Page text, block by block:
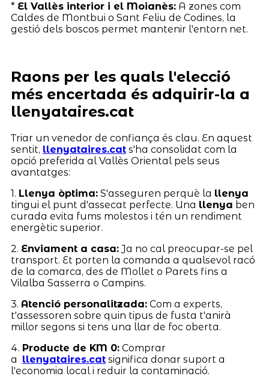
* El Vallès interior i el Moianès:A zones com
Caldes de Montbui o Sant Feliu de Codines, la
gestió dels boscos permet mantenir l'entorn net.
Raons per les quals l'elecció
més encertada és adquirir-la a
llenyataires.cat
Triar un venedor de confiança és clau. En aquest
sentit, llenyataires.cats'ha consolidat com la
opció preferida al Vallès Oriental pels seus
avantatges:
1. Llenya òptima:S'asseguren perquè la llenya
tingui el punt d'assecat perfecte. Una llenya ben
curada evita fums molestos i tén un rendiment
energètic superior.
2. Enviament a casa:Ja no cal preocupar-se pel
transport. Et porten la comanda a qualsevol racó
de la comarca, des de Mollet o Parets fins a
Vilalba Sasserra o Campins.
3. Atenció personalitzada:Com a experts,
t'assessoren sobre quin tipus de fusta t'anirà
millor segons si tens una llar de foc oberta.
4. Producte de KM 0:Comprar
a llenyataires.catsignifica donar suport a
l'economia local i reduir la contaminació.